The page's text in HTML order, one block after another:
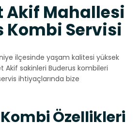
Akif Mahallesi
Kombi Servisi
ilçesinde yaşam kalitesi yüksek
Akif sakinleri Buderus kombileri
ihtiyaçlarında bize
Özellikleri